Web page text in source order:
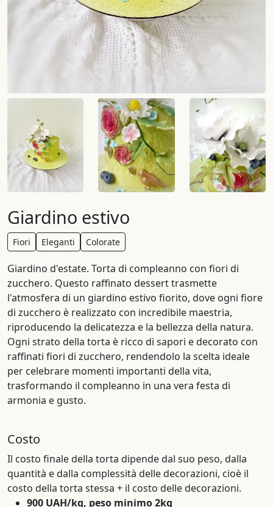
Giardino estivo
Fiori Eleganti Colorate
Giardino d'estate. Torta di compleanno con fiori di
zucchero. Questo raffinato dessert trasmette
l'atmosfera di un giardino estivo fiorito, dove ogni fiore
di zucchero è realizzato con incredibile maestria,
riproducendo la delicatezza e la bellezza della natura.
Ogni strato della torta è ricco di sapori e decorato con
raffinati fiori di zucchero, rendendolo la scelta ideale
per celebrare momenti importanti della vita,
trasformando il compleanno in una vera festa di
armonia e gusto.
Costo
Il costo finale della torta dipende dal suo peso, dalla
quantità e dalla complessità delle decorazioni, cioè il
costo della torta stessa + il costo delle decorazioni.
900 UAH/kg, peso minimo 2kg